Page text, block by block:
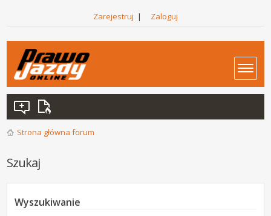
Zarejestruj | Zaloguj
Strona główna forum
Szukaj
Wyszukiwanie